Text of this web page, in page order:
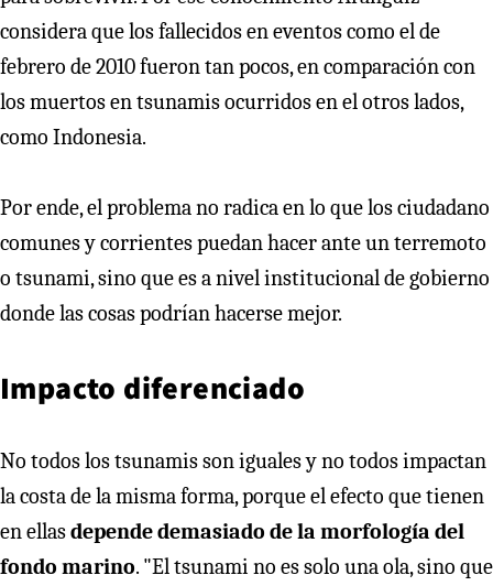
considera que los fallecidos en eventos como el de
febrero de 2010 fueron tan pocos, en comparación con
los muertos en tsunamis ocurridos en el otros lados,
como Indonesia.
Por ende, el problema no radica en lo que los ciudadano
comunes y corrientes puedan hacer ante un terremoto
o tsunami, sino que es a nivel institucional de gobierno
donde las cosas podrían hacerse mejor.
Impacto diferenciado
No todos los tsunamis son iguales y no todos impactan
la costa de la misma forma, porque el efecto que tienen
en ellasdepende demasiado de la morfología del
fondo marino. "El tsunami no es solo una ola, sino que